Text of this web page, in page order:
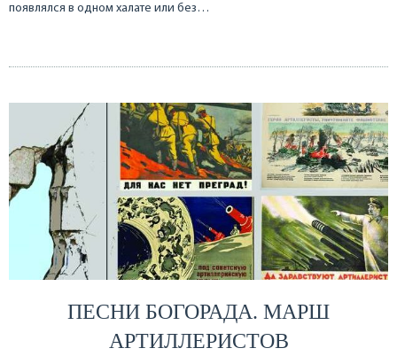
появлялся в одном халате или без…
ПЕСНИ БОГОРАДА. МАРШ
АРТИЛЛЕРИСТОВ